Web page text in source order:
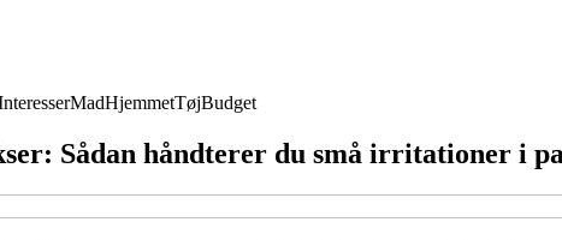
MadHjemmetTøjBudget
Sådan håndterer du små irritationer i